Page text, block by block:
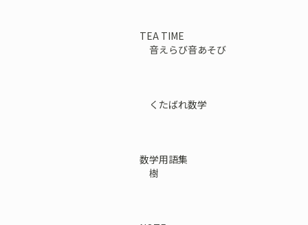
TEA TIME
音えらび音あそび
くたばれ数学
数学用語集
樹